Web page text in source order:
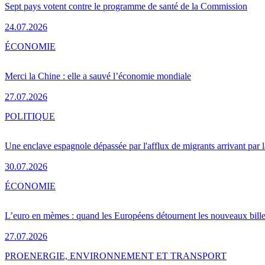
Sept pays votent contre le programme de santé de la Commission
24.07.2026
Merci la Chine : elle a sauvé l’économie mondiale
27.07.2026
ÉCONOMIE
Une enclave espagnole dépassée par l'afflux de migrants arrivant par
30.07.2026
POLITIQUE
L’euro en mèmes : quand les Européens détournent les nouveaux
27.07.2026
ÉCONOMIE
PROENERGIE, ENVIRONNEMENT ET TRANSPORT